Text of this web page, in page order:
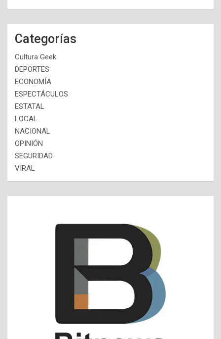
Categorías
Cultura Geek
DEPORTES
ECONOMÍA
ESPECTÁCULOS
ESTATAL
LOCAL
NACIONAL
OPINIÓN
SEGURIDAD
VIRAL